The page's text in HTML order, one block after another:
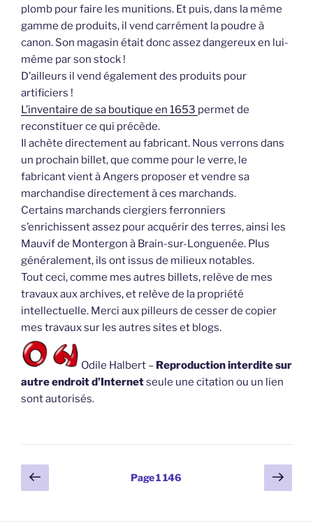
plomb pour faire les munitions. Et puis, dans la même
gamme de produits, il vend carrément la poudre à
canon. Son magasin était donc assez dangereux en lui-
même par son stock !
D’ailleurs il vend également des produits pour
artificiers !
L’inventaire de sa boutique en 1653 permet de
reconstituer ce qui précède.
Il achète directement au fabricant. Nous verrons dans
un prochain billet, que comme pour le verre, le
fabricant vient à Angers proposer et vendre sa
marchandise directement à ces marchands.
Certains marchands ciergiers ferronniers
s’enrichissent assez pour acquérir des terres, ainsi les
Mauvif de Montergon à Brain-sur-Longuenée. Plus
généralement, ils ont issus de milieux notables.
Tout ceci, comme mes autres billets, relève de mes
travaux aux archives, et relève de la propriété
intellectuelle. Merci aux pilleurs de cesser de copier
mes travaux sur les autres sites et blogs.
Odile Halbert – Reproduction interdite sur
autre endroit d’Internetseule une citation ou un lien
sont autorisés.
Pagination
des
Page
précédente
Page1 146
Page